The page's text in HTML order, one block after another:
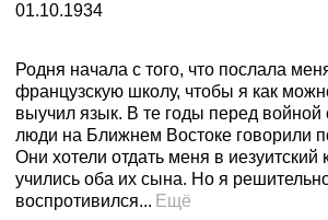
01.10.1934
Родня начала с того, что послала
французскую школу, чтобы я как
выучил язык. В те годы перед
люди на Ближнем Востоке говорили
Они хотели отдать меня в иезуитский
учились оба их сына. Но я
воспротивился... Ещё